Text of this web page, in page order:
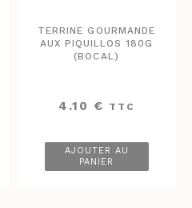
TERRINE GOURMANDE
AUX PIQUILLOS 180G
(BOCAL)
4.10 € TTC
AJOUTER AU
PANIER